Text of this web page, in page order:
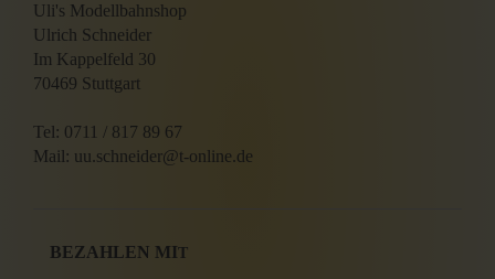
Uli's Modellbahnshop
Ulrich Schneider
Im Kappelfeld 30
70469 Stuttgart
Tel: 0711 / 817 89 67
Mail: uu.schneider@t-online.de
BEZAHLEN MIT